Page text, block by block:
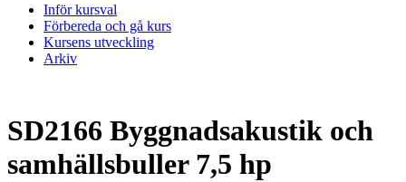
Inför kursval
Förbereda och gå kurs
Kursens utveckling
Arkiv
SD2166 Byggnadsakustik och
samhällsbuller 7,5 hp